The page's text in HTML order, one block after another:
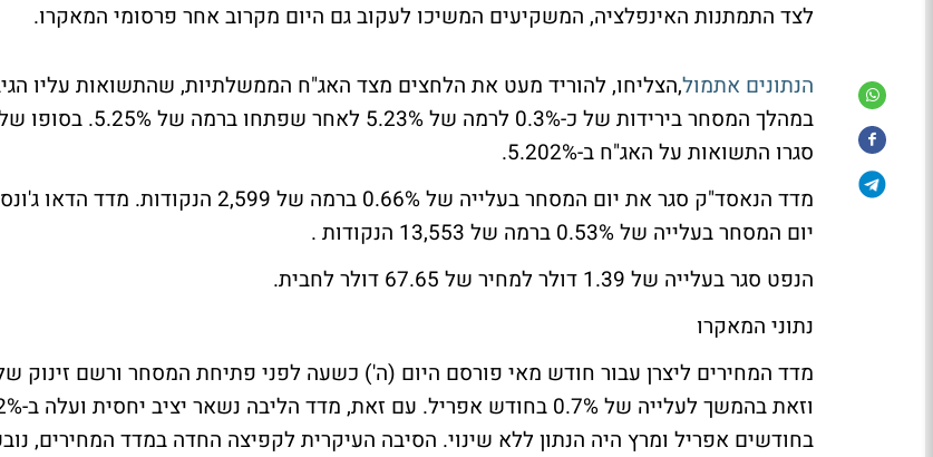
לצד התמתנות האינפלציה, המשקיעים המשיכו לעקוב גם היום מקרוב אחר פרסומי המאקרו.
הנתונים אתמול,הצליחו, להוריד מעט את הלחצים מצד האג"ח הממשלתיות, שהתשואות עליו
במהלך המסחר בירידות של כ-0.3% לרמה של 5.23% לאחר שפתחו
סגרו התשואות על האג"ח ב-5.202%.
מדד הנאסד"ק סגר את יום המסחר בעלייה של 0.66% ברמה של 2,599
יום המסחר בעלייה של 0.53% ברמה של 13,553 הנקודות .
הנפט סגר בעלייה של 1.39 דולר למחיר של 67.65 דולר לחבית.
נתוני המאקרו
בחודשים אפריל ומרץ היה הנתון ללא שינוי. הסיבה העיקרית לקפיצה החדה במדד המחירים,